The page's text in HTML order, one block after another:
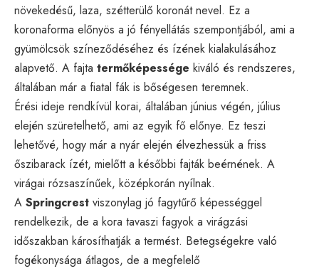
növekedésű, laza, szétterülő koronát nevel. Ez a
koronaforma előnyös a jó fényellátás szempontjából, ami a
gyümölcsök színeződéséhez és ízének kialakulásához
alapvető. A fajta termőképessége kiváló és rendszeres,
általában már a fiatal fák is bőségesen teremnek.
Érési ideje rendkívül korai, általában június végén, július
elején szüretelhető, ami az egyik fő előnye. Ez teszi
lehetővé, hogy már a nyár elején élvezhessük a friss
őszibarack ízét, mielőtt a későbbi fajták beérnének. A
virágai rózsaszínűek, középkorán nyílnak.
A Springcrest viszonylag jó fagytűrő képességgel
rendelkezik, de a kora tavaszi fagyok a virágzási
időszakban károsíthatják a termést. Betegségekre való
fogékonysága átlagos, de a megfelelő